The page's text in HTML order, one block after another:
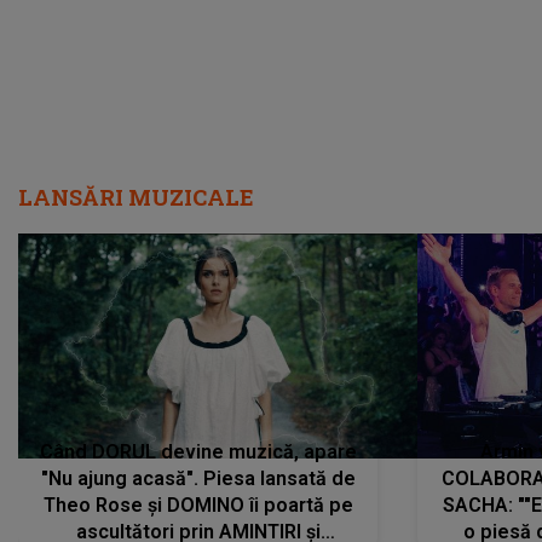
LANSĂRI MUZICALE
Când DORUL devine muzică, apare
"Nu ajung acasă". Piesa lansată de
Theo Rose și DOMINO îi poartă pe
ascultători prin AMINTIRI și
SACHA:
o piesă